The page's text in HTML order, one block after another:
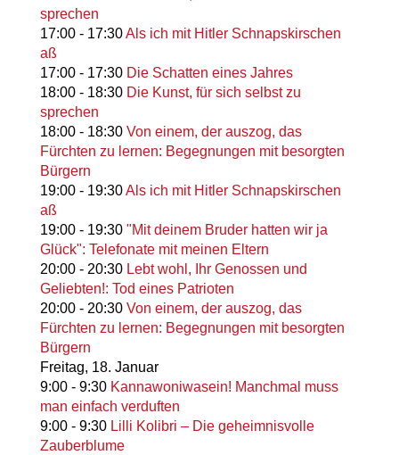
sprechen
17:00- 17:30Als ich mit Hitler Schnapskirschen
aß
17:00- 17:30 Die Schatten eines Jahres
18:00- 18:30 Die Kunst, für sich selbst zu
sprechen
18:00- 18:30 Von einem, der auszog, das
Fürchten zu lernen: Begegnungen mit besorgten
Bürgern
19:00- 19:30Als ich mit Hitler Schnapskirschen
aß
19:00- 19:30 "Mit deinem Bruder hatten wir ja
Glück": Telefonate mit meinen Eltern
20:00- 20:30 Lebt wohl, Ihr Genossen und
Geliebten!: Tod eines Patrioten
20:00- 20:30 Von einem, der auszog, das
Fürchten zu lernen: Begegnungen mit besorgten
Bürgern
Freitag, 18. Januar
9:00- 9:30 Kannawoniwasein! Manchmal muss
man einfach verduften
9:00- 9:30 Lilli Kolibri – Die geheimnisvolle
Zauberblume